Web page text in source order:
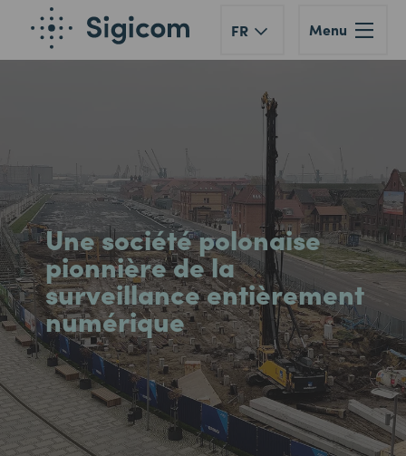
FR Menu
Une société polonaise
pionnière de la
surveillance entièrement
numérique